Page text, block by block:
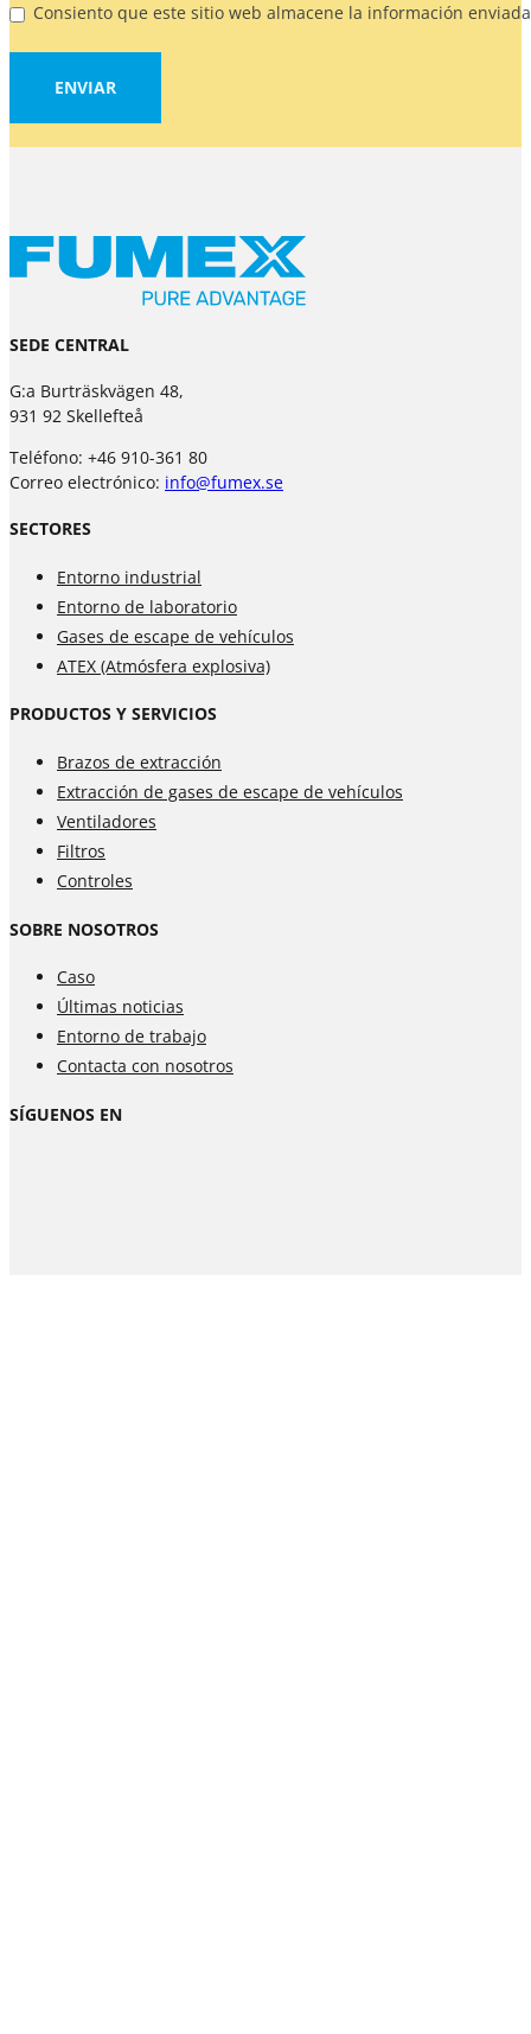
Consiento que este sitio web almacene la información
ENVIAR
SEDE CENTRAL
G:a Burträskvägen 48,
931 92 Skellefteå
Teléfono: +46 910-361 80
Correo electrónico: info@fumex.se
SECTORES
Entorno industrial
Entorno de laboratorio
Gases de escape de vehículos
ATEX (Atmósfera explosiva)
PRODUCTOS Y SERVICIOS
Brazos de extracción
Extracción de gases de escape de vehículos
Ventiladores
Filtros
Controles
SOBRE NOSOTROS
Caso
Últimas noticias
Entorno de trabajo
Contacta con nosotros
SÍGUENOS EN